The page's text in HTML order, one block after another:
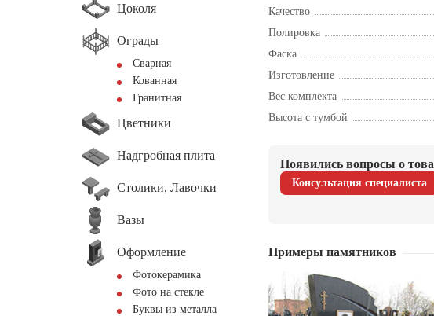
Цоколя
Ограды
Сварная
Кованная
Гранитная
Цветники
Надгробная плита
Столики, Лавочки
Вазы
Оформление
Фотокерамика
Фото на стекле
Буквы из металла
Качество
Полировка
Фаска
Изготовление
Вес комплекта
Высота с тумбой
Появились вопросы о
Консультация специалиста
Примеры памятников